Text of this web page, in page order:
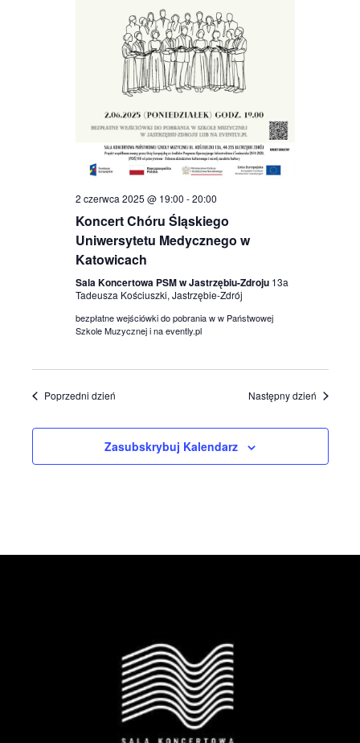
2 czerwca 2025 @ 19:00 -20:00
Koncert Chóru Śląskiego
Uniwersytetu Medycznego w
Katowicach
Sala Koncertowa PSM w Jastrzębiu-Zdroju 13a
Tadeusza Kościuszki, Jastrzębie-Zdrój
bezpłatne wejściówki do pobrania w w Państwowej
Szkole Muzycznej i na evently.pl
Poprzedni dzień Następny dzień
Zasubskrybuj Kalendarz